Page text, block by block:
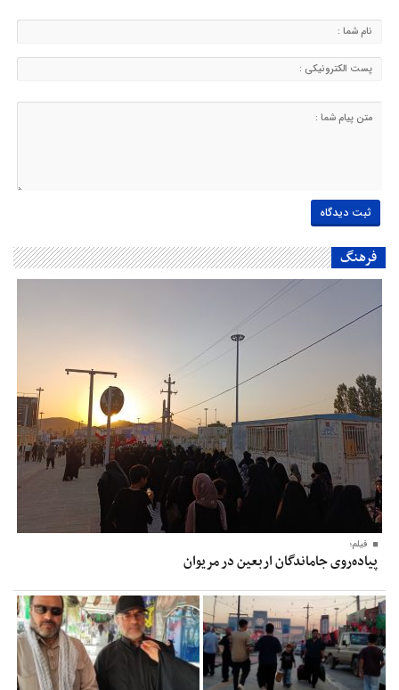
فرهنگ
فیلم؛
پیاده‌روی جاماندگان اربعین در مریوان